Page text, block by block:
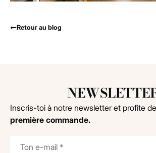
Retour au blog
Inscris-toi à notre newsletter et profite de
première commande.